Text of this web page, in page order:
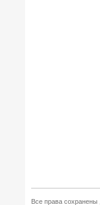
Все права сохранены